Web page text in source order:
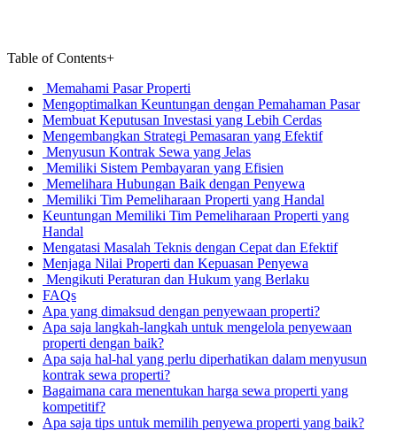
Table of Contents+
Memahami Pasar Properti
Mengoptimalkan Keuntungan dengan Pemahaman Pasar
Membuat Keputusan Investasi yang Lebih Cerdas
Mengembangkan Strategi Pemasaran yang Efektif
Menyusun Kontrak Sewa yang Jelas
Memiliki Sistem Pembayaran yang Efisien
Memelihara Hubungan Baik dengan Penyewa
Memiliki Tim Pemeliharaan Properti yang Handal
Keuntungan Memiliki Tim Pemeliharaan Properti yang
Handal
Mengatasi Masalah Teknis dengan Cepat dan Efektif
Menjaga Nilai Properti dan Kepuasan Penyewa
Mengikuti Peraturan dan Hukum yang Berlaku
FAQs
Apa yang dimaksud dengan penyewaan properti?
Apa saja langkah-langkah untuk mengelola penyewaan
properti dengan baik?
Apa saja hal-hal yang perlu diperhatikan dalam menyusun
kontrak sewa properti?
Bagaimana cara menentukan harga sewa properti yang
kompetitif?
Apa saja tips untuk memilih penyewa properti yang baik?